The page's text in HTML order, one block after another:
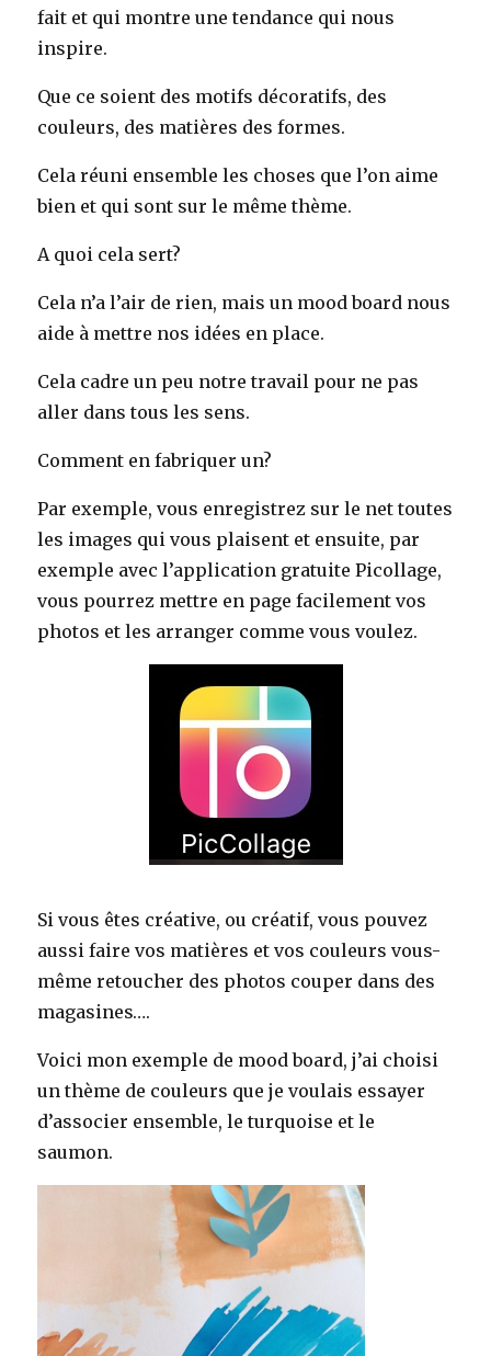
fait et qui montre une tendance qui nous
inspire.
Que ce soient des motifs décoratifs, des
couleurs, des matières des formes.
Cela réuni ensemble les choses que l’on aime
bien et qui sont sur le même thème.
A quoi cela sert?
Cela n’a l’air de rien, mais un mood board nous
aide à mettre nos idées en place.
Cela cadre un peu notre travail pour ne pas
aller dans tous les sens.
Comment en fabriquer un?
Par exemple, vous enregistrez sur le net toutes
les images qui vous plaisent et ensuite, par
exemple avec l’application gratuite Picollage,
vous pourrez mettre en page facilement vos
photos et les arranger comme vous voulez.
Si vous êtes créative, ou créatif, vous pouvez
aussi faire vos matières et vos couleurs vous-
même retoucher des photos couper dans des
magasines….
Voici mon exemple de mood board, j’ai choisi
un thème de couleurs que je voulais essayer
d’associer ensemble, le turquoise et le
saumon.